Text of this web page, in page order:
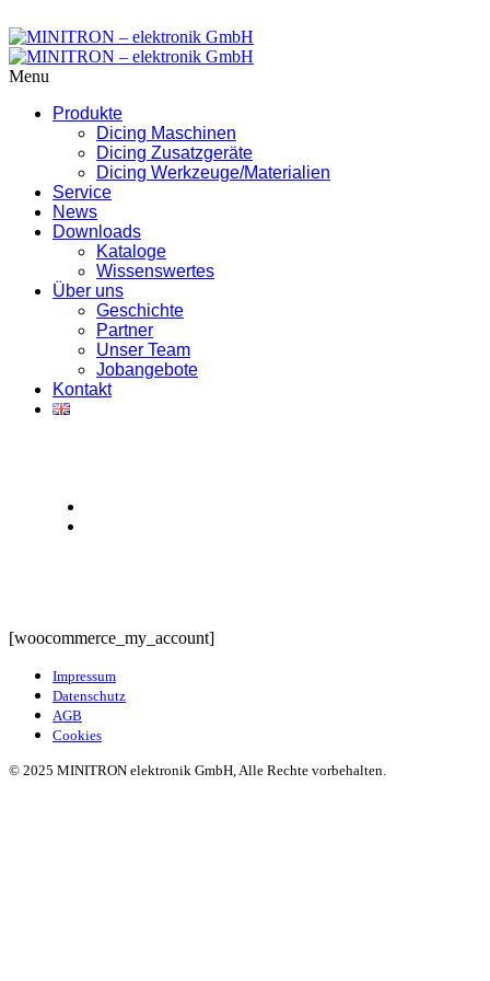
Menu
Produkte
Dicing Maschinen
Dicing Zusatzgeräte
Dicing Werkzeuge/Materialien
Service
News
Downloads
Kataloge
Wissenswertes
Über uns
Geschichte
Partner
Unser Team
Jobangebote
Kontakt
[woocommerce_my_account]
Impressum
Datenschutz
AGB
Cookies
© 2025 MINITRON elektronik GmbH, Alle Rechte vorbehalten.